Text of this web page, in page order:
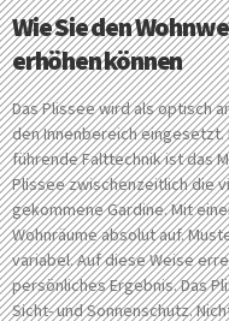
Wie Sie den
erhöhen können
Das Plissee wird als optisch
den Innenbereich
führende Falttechnik ist das
Plissee zwischenzeitlich die
gekommene Gardine. Mit
Wohnräume absolut auf.
variabel. Auf diese Weise
persönliches Ergebnis. Das
Sicht- und Sonnenschutz.